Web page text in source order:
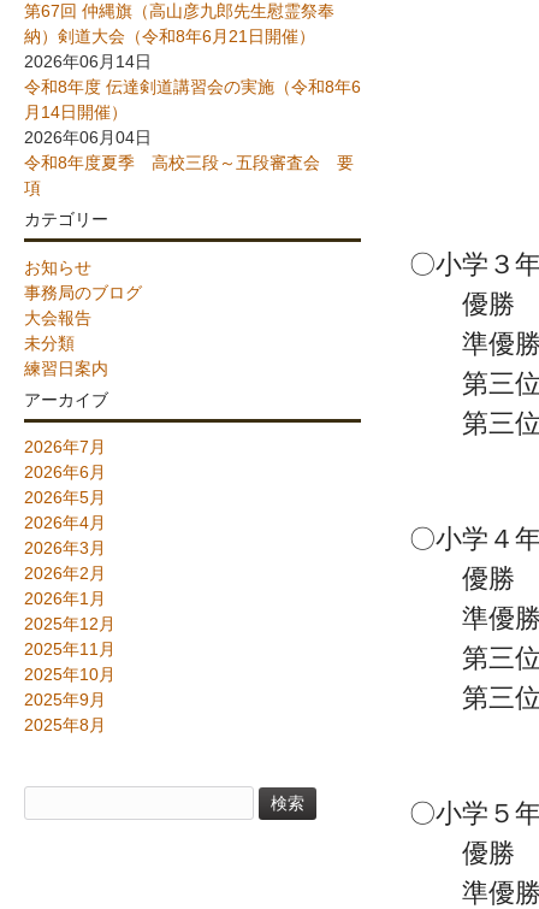
〇小学３
優勝
準優勝
第三位
第三位
〇小学４
優勝
準優勝
第三位
第三位
〇小学５
優勝 坂
準優勝
第67回 仲縄旗（高山彦九郎先生慰霊祭奉
納）剣道大会（令和8年6月21日開催）
2026年06月14日
令和8年度 伝達剣道講習会の実施（令和8年6
月14日開催）
2026年06月04日
令和8年度夏季 高校三段～五段審査会 要
項
カテゴリー
お知らせ
事務局のブログ
大会報告
未分類
練習日案内
アーカイブ
2026年7月
2026年6月
2026年5月
2026年4月
2026年3月
2026年2月
2026年1月
2025年12月
2025年11月
2025年10月
2025年9月
2025年8月
索: